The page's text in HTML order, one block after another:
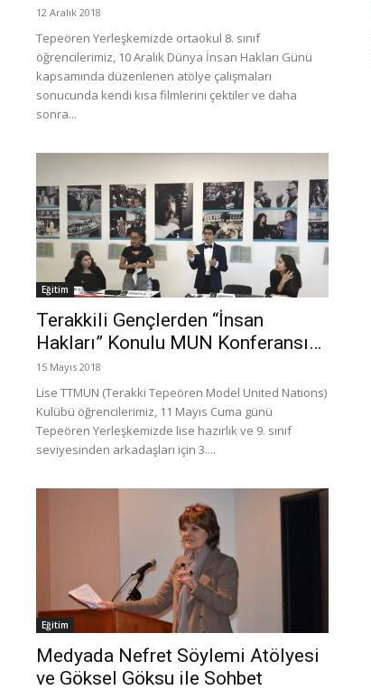
12 Aralık 2018
Tepeören Yerleşkemizde ortaokul 8. sınıf
öğrencilerimiz, 10 Aralık Dünya İnsan Hakları Günü
kapsamında düzenlenen atölye çalışmaları
sonucunda kendi kısa filmlerini çektiler ve daha
sonra...
Eğitim
Terakkili Gençlerden “İnsan
Hakları” Konulu MUN Konferansı…
15 Mayıs 2018
Lise TTMUN (Terakki Tepeören Model United Nations)
Kulübü öğrencilerimiz, 11 Mayıs Cuma günü
Tepeören Yerleşkemizde lise hazırlık ve 9. sınıf
seviyesinden arkadaşları için 3....
Eğitim
Medyada Nefret Söylemi Atölyesi
ve Göksel Göksu ile Sohbet